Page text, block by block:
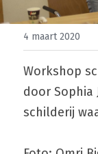
4 maart 2020
Workshop
door Sophia
schilderij